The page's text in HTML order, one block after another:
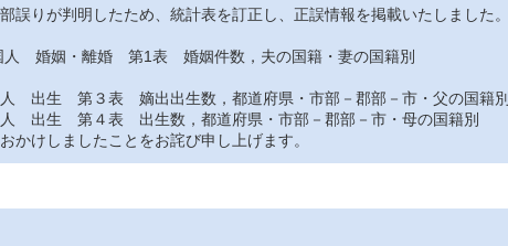
誤りが判明したため、統計表を訂正し、正誤情報を掲載いたしました。
婚姻・離婚 第1表 婚姻件数，夫の国籍・妻の国籍別
生 第３表 嫡出出生数，都道府県・市部－郡部－市・父の国籍別
生 第４表 出生数，都道府県・市部－郡部－市・母の国籍別
かけしましたことをお詫び申し上げます。